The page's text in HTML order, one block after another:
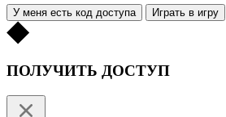
У меня есть код доступа Играть в игру
ПОЛУЧИТЬ ДОСТУП